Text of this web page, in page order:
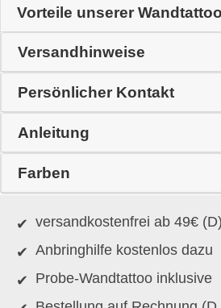
Vorteile unserer
Versandhinweise
Persönlicher Kontakt
Anleitung
Farben
versandkostenfrei ab 49€ (D)
Anbringhilfe kostenlos dazu
Probe-Wandtattoo inklusive